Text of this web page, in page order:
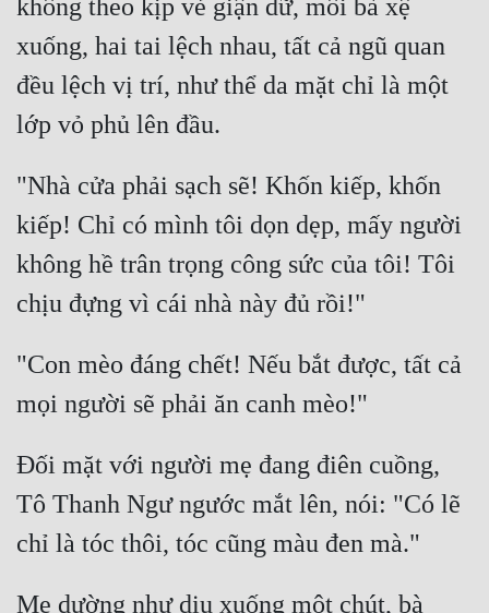
không theo kịp vẻ giận dữ, môi bà xệ
xuống, hai tai lệch nhau, tất cả ngũ quan
đều lệch vị trí, như thể da mặt chỉ là một
lớp vỏ phủ lên đầu.
"Nhà cửa phải sạch sẽ! Khốn kiếp, khốn
kiếp! Chỉ có mình tôi dọn dẹp, mấy người
không hề trân trọng công sức của tôi! Tôi
chịu đựng vì cái nhà này đủ rồi!"
"Con mèo đáng chết! Nếu bắt được, tất cả
mọi người sẽ phải ăn canh mèo!"
Đối mặt với người mẹ đang điên cuồng,
Tô Thanh Ngư ngước mắt lên, nói: "Có lẽ
chỉ là tóc thôi, tóc cũng màu đen mà."
Mẹ dường như dịu xuống một chút, bà